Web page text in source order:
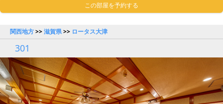
この部屋を予約する
関西地方>>滋賀県>> ロータス大津
301